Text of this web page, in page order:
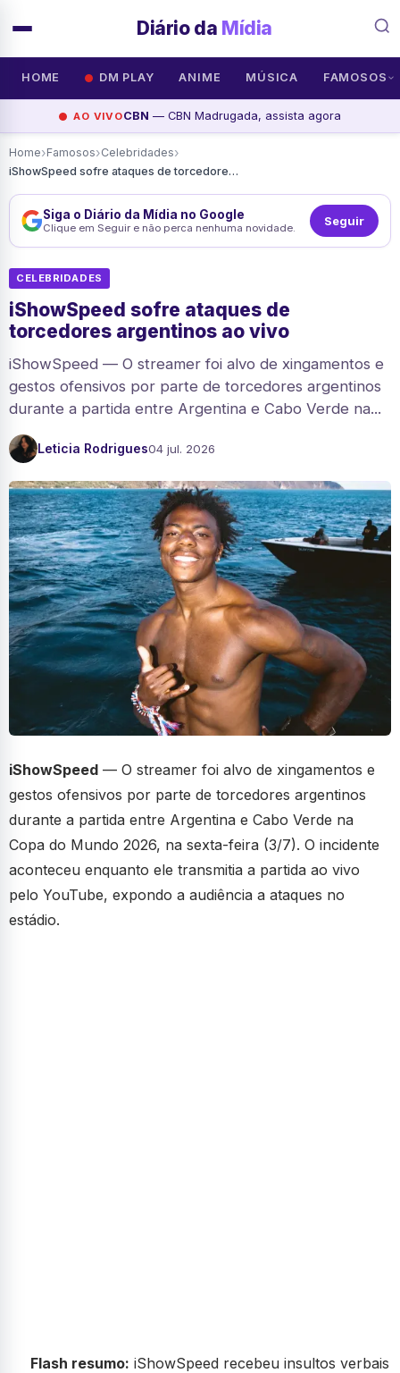
Diário da Mídia
HOME DM PLAY ANIME MÚSICA FAMOSOS
AO VIVOCBN — CBN Madrugada, assista agora
Home›Famosos›Celebridades›
iShowSpeed sofre ataques de torcedores argentinos ao vivo
Siga o Diário da Mídia no Google
Clique em Seguir e não perca nenhuma novidade. Seguir
CELEBRIDADES
iShowSpeed sofre ataques de
torcedores argentinos ao vivo
iShowSpeed — O streamer foi alvo de xingamentos e
gestos ofensivos por parte de torcedores argentinos
durante a partida entre Argentina e Cabo Verde na...
Leticia Rodrigues04 jul. 2026
iShowSpeed — O streamer foi alvo de xingamentos e
gestos ofensivos por parte de torcedores argentinos
durante a partida entre Argentina e Cabo Verde na
Copa do Mundo 2026, na sexta-feira (3/7). O incidente
aconteceu enquanto ele transmitia a partida ao vivo
pelo YouTube, expondo a audiência a ataques no
estádio.
Flash resumo: iShowSpeed recebeu insultos verbais